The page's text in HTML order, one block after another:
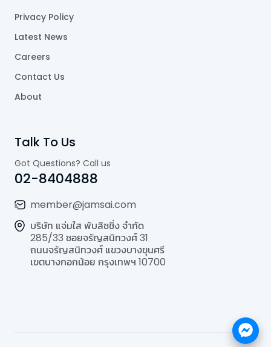
Privacy Policy
Latest News
Careers
Contact Us
About
Talk To Us
Got Questions? Call us
02-8404888
member@jamsai.com
บริษัท แจ่มใส พับลิชชิ่ง จำกัด
285/33 ซอยจรัญสนิทวงศ์ 31
ถนนจรัญสนิทวงศ์ แขวงบางขุนศรี
เขตบางกอกน้อย กรุงเทพฯ 10700